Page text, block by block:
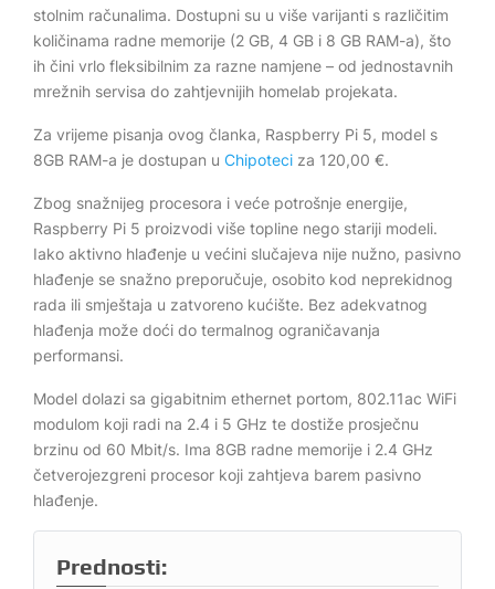
stolnim računalima. Dostupni su u više varijanti s različitim
količinama radne memorije (2 GB, 4 GB i 8 GB RAM-a), što
ih čini vrlo fleksibilnim za razne namjene – od jednostavnih
mrežnih servisa do zahtjevnijih homelab projekata.
Za vrijeme pisanja ovog članka, Raspberry Pi 5, model s
8GB RAM-a je dostupan u Chipoteci za 120,00 €.
Zbog snažnijeg procesora i veće potrošnje energije,
Raspberry Pi 5 proizvodi više topline nego stariji modeli.
Iako aktivno hlađenje u većini slučajeva nije nužno, pasivno
hlađenje se snažno preporučuje, osobito kod neprekidnog
rada ili smještaja u zatvoreno kućište. Bez adekvatnog
hlađenja može doći do termalnog ograničavanja
performansi.
Model dolazi sa gigabitnim ethernet portom, 802.11ac WiFi
modulom koji radi na 2.4 i 5 GHz te dostiže prosječnu
brzinu od 60 Mbit/s. Ima 8GB radne memorije i 2.4 GHz
četverojezgreni procesor koji zahtjeva barem pasivno
hlađenje.
Prednosti: